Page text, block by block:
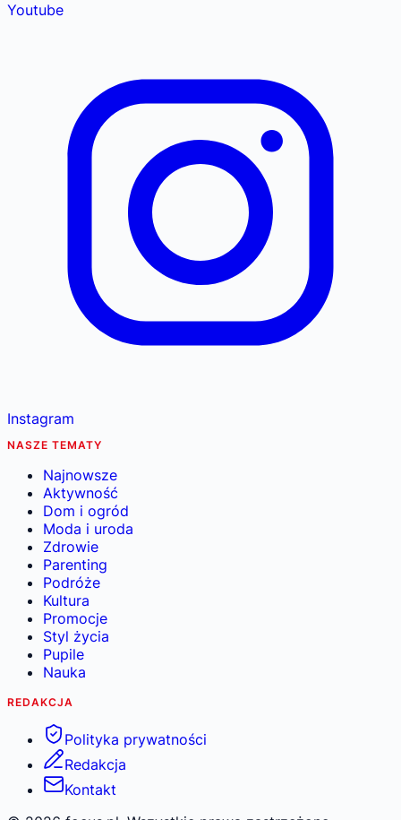
Youtube
Instagram
NASZE TEMATY
Najnowsze
Aktywność
Dom i ogród
Moda i uroda
Zdrowie
Parenting
Podróże
Kultura
Promocje
Styl życia
Pupile
Nauka
REDAKCJA
Polityka prywatności
Redakcja
Kontakt